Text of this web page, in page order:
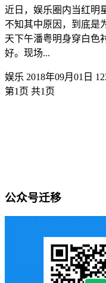
近日，娱乐圈内当红明
不知其中原因，到底是
天下午潘粤明身穿白色
好。现场...
娱乐 2018年09月01日
第1页 共1页
公众号迁移